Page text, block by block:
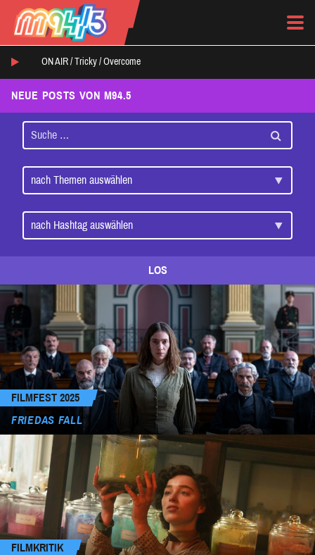
ON AIR / Tricky / Overcome
NEUE POSTS VON M94.5
LOS
FILMFEST 2025
FRIEDAS FALL
FILMKRITIK